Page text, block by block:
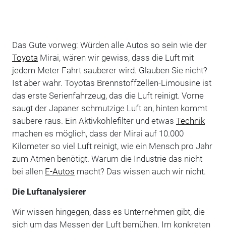
Das Gute vorweg: Würden alle Autos so sein wie der
Toyota Mirai, wären wir gewiss, dass die Luft mit
jedem Meter Fahrt sauberer wird. Glauben Sie nicht?
Ist aber wahr. Toyotas Brennstoffzellen-Limousine ist
das erste Serienfahrzeug, das die Luft reinigt. Vorne
saugt der Japaner schmutzige Luft an, hinten kommt
saubere raus. Ein Aktivkohlefilter und etwas Technik
machen es möglich, dass der Mirai auf 10.000
Kilometer so viel Luft reinigt, wie ein Mensch pro Jahr
zum Atmen benötigt. Warum die Industrie das nicht
bei allen E-Autos macht? Das wissen auch wir nicht.
Die Luftanalysierer
Wir wissen hingegen, dass es Unternehmen gibt, die
sich um das Messen der Luft bemühen. Im konkreten